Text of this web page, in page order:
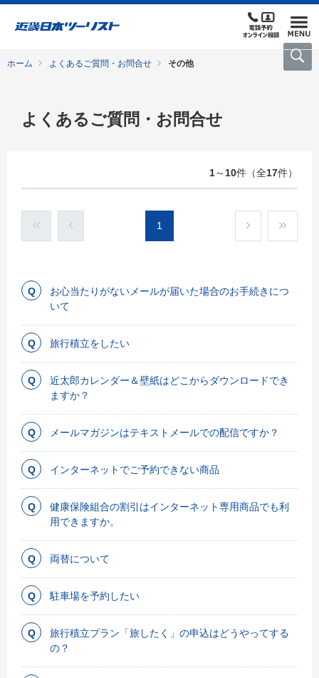
ホーム よくあるご質問・お問合せ その他
よくあるご質問・お問合せ
1～ 10件（全17件）
1
お心当たりがないメールが届いた場合のお手続きにつ
いて
旅行積立をしたい
近太郎カレンダー＆壁紙はどこからダウンロードでき
ますか？
メールマガジンはテキストメールでの配信ですか？
インターネットでご予約できない商品
健康保険組合の割引はインターネット専用商品でも利
用できますか。
両替について
駐車場を予約したい
旅行積立プラン「旅したく」の申込はどうやってする
の？